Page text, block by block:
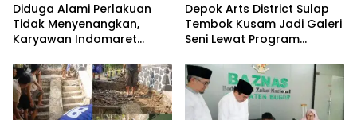
Diduga Alami Perlakuan
Tidak Menyenangkan,
Karyawan Indomaret
Dipermalukan di Hadapan
Rekan Kerja
Depok Arts District Sulap
Tembok Kusam Jadi Galeri
Seni Lewat Program